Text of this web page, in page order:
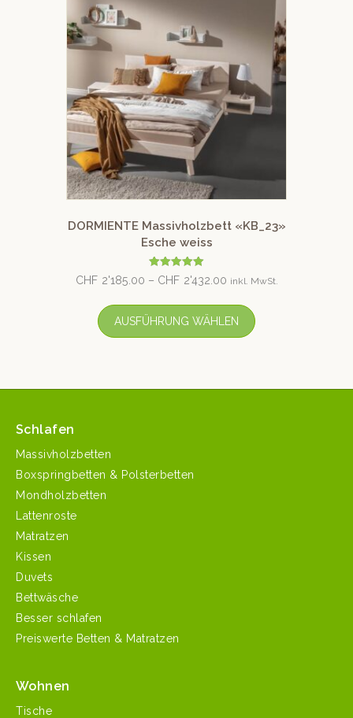
DORMIENTE Massivholzbett «KB_23»
Esche weiss
Bewertet mit
5.00
CHF 2'185.00 – CHF 2'432.00 inkl. MwSt.
AUSFÜHRUNG WÄHLEN
Schlafen
Massivholzbetten
Boxspringbetten & Polsterbetten
Mondholzbetten
Lattenroste
Matratzen
Kissen
Duvets
Bettwäsche
Besser schlafen
Preiswerte Betten & Matratzen
Wohnen
Tische